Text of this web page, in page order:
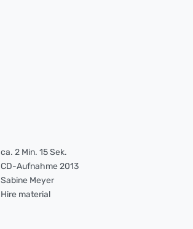
ca. 2 Min. 15 Sek.
CD-Aufnahme 2013
Sabine Meyer
Hire material